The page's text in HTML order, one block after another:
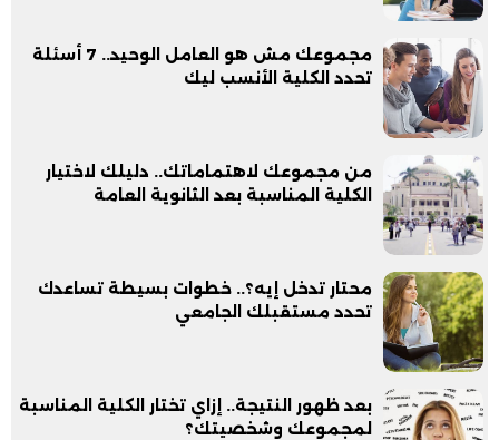
مجموعك مش هو العامل الوحيد.. 7 أسئلة
تحدد الكلية الأنسب ليك
من مجموعك لاهتماماتك.. دليلك لاختيار
الكلية المناسبة بعد الثانوية العامة
محتار تدخل إيه؟.. خطوات بسيطة تساعدك
تحدد مستقبلك الجامعي
بعد ظهور النتيجة.. إزاي تختار الكلية المناسبة
لمجموعك وشخصيتك؟